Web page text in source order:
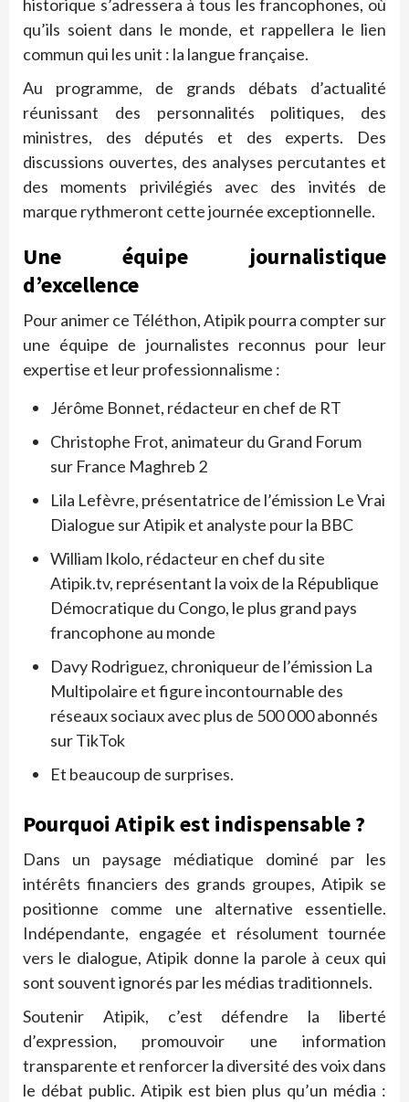
historique s’adressera à tous les francophones, où
qu’ils soient dans le monde, et rappellera le lien
commun qui les unit : la langue française.
Au programme, de grands débats d’actualité
réunissant des personnalités politiques, des
ministres, des députés et des experts. Des
discussions ouvertes, des analyses percutantes et
des moments privilégiés avec des invités de
marque rythmeront cette journée exceptionnelle.
Une équipe journalistique
d’excellence
Pour animer ce Téléthon, Atipik pourra compter sur
une équipe de journalistes reconnus pour leur
expertise et leur professionnalisme :
Jérôme Bonnet, rédacteur en chef de RT
Christophe Frot, animateur du Grand Forum
sur France Maghreb 2
Lila Lefèvre, présentatrice de l’émission Le Vrai
Dialogue sur Atipik et analyste pour la BBC
William Ikolo, rédacteur en chef du site
Atipik.tv, représentant la voix de la République
Démocratique du Congo, le plus grand pays
francophone au monde
Davy Rodriguez, chroniqueur de l’émission La
Multipolaire et figure incontournable des
réseaux sociaux avec plus de 500 000 abonnés
sur TikTok
Et beaucoup de surprises.
Pourquoi Atipik est indispensable ?
Dans un paysage médiatique dominé par les
intérêts financiers des grands groupes, Atipik se
positionne comme une alternative essentielle.
Indépendante, engagée et résolument tournée
vers le dialogue, Atipik donne la parole à ceux qui
sont souvent ignorés par les médias traditionnels.
Soutenir Atipik, c’est défendre la liberté
d’expression, promouvoir une information
transparente et renforcer la diversité des voix dans
le débat public. Atipik est bien plus qu’un média :